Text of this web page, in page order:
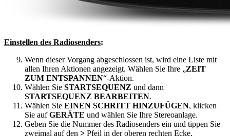
Einstellen des Radiosenders:
Wenn dieser Vorgang abgeschlossen ist, wird eine Liste mit
allen Ihren Aktionen angezeigt. Wählen Sie Ihre „ZEIT
ZUM ENTSPANNEN“-Aktion.
Wählen Sie STARTSEQUENZ und dann
STARTSEQUENZ BEARBEITEN.
Wählen Sie EINEN SCHRITT HINZUFÜGEN, klicken
Sie aufGERÄTE und wählen Sie Ihre Stereoanlage.
Geben Sie die Nummer des Radiosenders ein und tippen Sie
zweimal auf den > Pfeil in der oberen rechten Ecke.